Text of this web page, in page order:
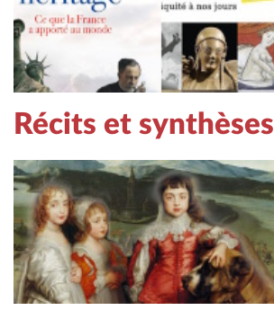
Récits et synthèses